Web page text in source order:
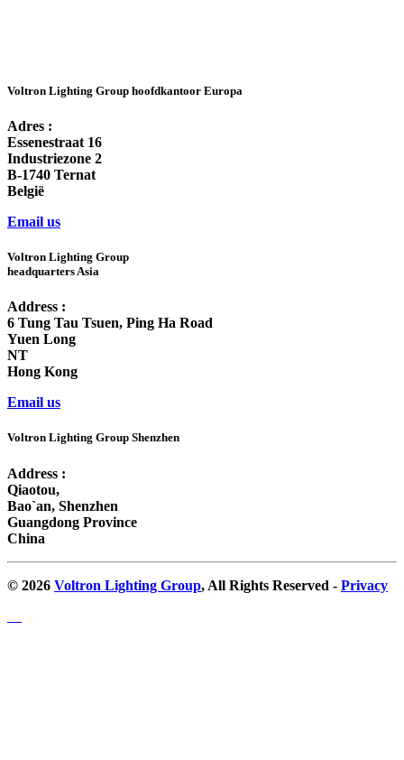
Voltron Lighting Group hoofdkantoor Europa
Adres :
Essenestraat 16
Industriezone 2
B-1740 Ternat
België
Email us
Voltron Lighting Group
headquarters Asia
Address :
6 Tung Tau Tsuen, Ping Ha Road
Yuen Long
NT
Hong Kong
Email us
Voltron Lighting Group Shenzhen
Address :
Qiaotou,
Bao`an, Shenzhen
Guangdong Province
China
© 2026 Voltron Lighting Group, All Rights Reserved - Privacy